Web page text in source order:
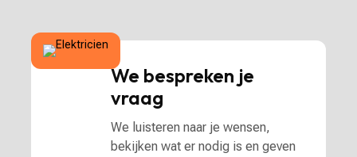
We bespreken je
vraag
We luisteren naar je wensen,
bekijken wat er nodig is en geven